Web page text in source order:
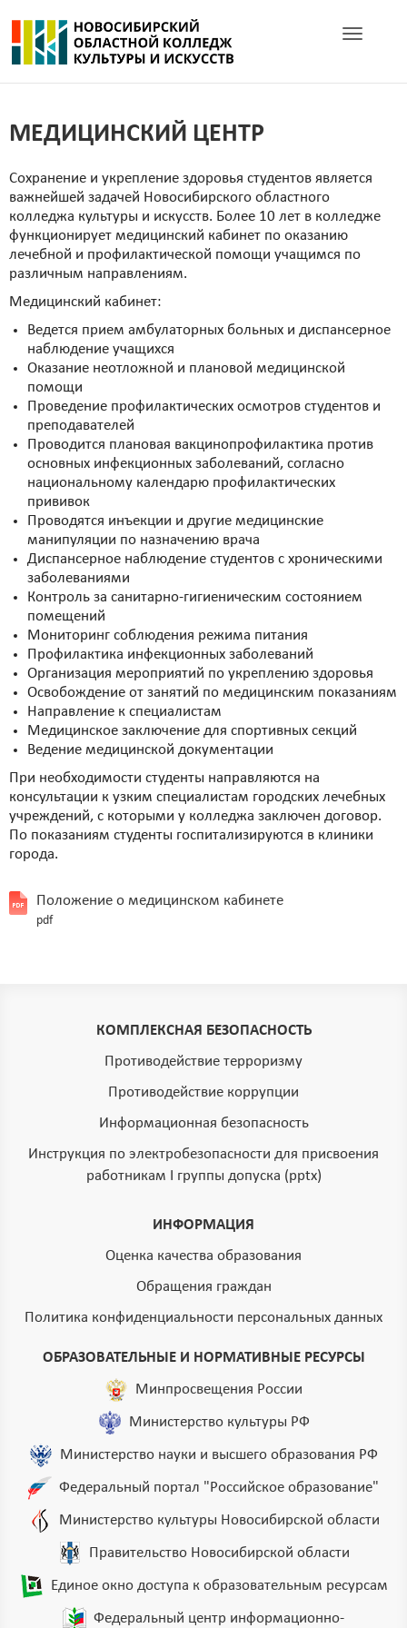
Toggle
МЕДИЦИНСКИЙ ЦЕНТР
Сохранение и укрепление здоровья студентов является
важнейшей задачей Новосибирского областного
колледжа культуры и искусств. Более 10 лет в колледже
функционирует медицинский кабинет по оказанию
лечебной и профилактической помощи учащимся по
различным направлениям.
Медицинский кабинет:
Ведется прием амбулаторных больных и диспансерное
наблюдение учащихся
Оказание неотложной и плановой медицинской
помощи
Проведение профилактических осмотров студентов и
преподавателей
Проводится плановая вакцинопрофилактика против
основных инфекционных заболеваний, согласно
национальному календарю профилактических
прививок
Проводятся инъекции и другие медицинские
манипуляции по назначению врача
Диспансерное наблюдение студентов с хроническими
заболеваниями
Контроль за санитарно-гигиеническим состоянием
помещений
Мониторинг соблюдения режима питания
Профилактика инфекционных заболеваний
Организация мероприятий по укреплению здоровья
Освобождение от занятий по медицинским показаниям
Направление к специалистам
Медицинское заключение для спортивных секций
Ведение медицинской документации
При необходимости студенты направляются на
консультации к узким специалистам городских лечебных
учреждений, с которыми у колледжа заключен договор.
По показаниям студенты госпитализируются в клиники
города.
Положение о медицинском кабинете
pdf
КОМПЛЕКСНАЯ БЕЗОПАСНОСТЬ
Противодействие терроризму
Противодействие коррупции
Информационная безопасность
Инструкция по электробезопасности для присвоения
работникам I группы допуска (pptx)
ИНФОРМАЦИЯ
Оценка качества образования
Обращения граждан
Политика конфиденциальности персональных данных
ОБРАЗОВАТЕЛЬНЫЕ И НОРМАТИВНЫЕ РЕСУРСЫ
Минпросвещения России
Министерство культуры РФ
Министерство науки и высшего образования РФ
Федеральный портал "Российское образование"
Министерство культуры Новосибирской области
Правительство Новосибирской области
Единое окно доступа к образовательным ресурсам
Федеральный центр информационно-